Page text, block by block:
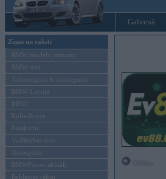
Galvenā
Ziņas un raksti
BMW modeļu jaunumi
BMW testi
Tehnoloģijas & sasniegumi
BMW Latvijā
MINI
Rolls-Royce
Pasākumi
Vadāmības tests
Autosports
BMWPower aktuāli
Reklāmas raksti